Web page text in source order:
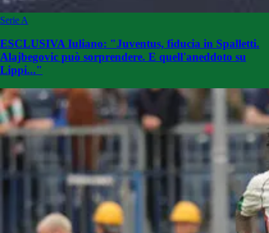
Serie A
ESCLUSIVA Iuliano: "Juventus, fiducia in Spalletti.
Alajbegovic può sorprendere. E quell'aneddoto su
Lippi..."